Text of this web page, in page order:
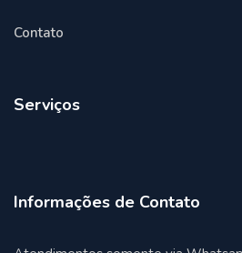
Contato
Serviços
Informações de Contato